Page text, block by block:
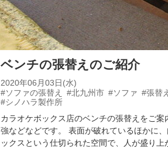
ベンチの張替えのご紹介
2020年06月03日(水)
#ソファの張替え
#北九州市 #ソファ #張替え
#シノハラ製作所
カラオケボックス店のベンチの張替えをご
強などなどです。 表面が破れているほかに
ックスという仕切られた空間で、人が盛り